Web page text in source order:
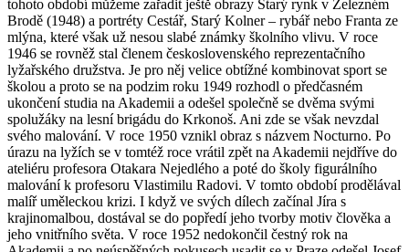
tohoto období můžeme zařadit ještě obrazy Starý rynk v Železném
Brodě (1948) a portréty Cestář, Starý Kolner – rybář nebo Franta ze
mlýna, které však už nesou slabé známky školního vlivu. V roce
1946 se rovněž stal členem československého reprezentačního
lyžařského družstva. Je pro něj velice obtížné kombinovat sport se
školou a proto se na podzim roku 1949 rozhodl o předčasném
ukončení studia na Akademii a odešel společně se dvěma svými
spolužáky na lesní brigádu do Krkonoš. Ani zde se však nevzdal
svého malování. V roce 1950 vznikl obraz s názvem Nocturno. Po
úrazu na lyžích se v tomtéž roce vrátil zpět na Akademii nejdříve do
ateliéru profesora Otakara Nejedlého a poté do školy figurálního
malování k profesoru Vlastimilu Radovi. V tomto období prodělával
malíř uměleckou krizi. I když ve svých dílech začínal Jíra s
krajinomalbou, dostával se do popředí jeho tvorby motiv člověka a
jeho vnitřního světa. V roce 1952 nedokončil čestný rok na